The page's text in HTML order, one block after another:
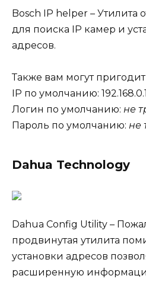
Bosch IP helper – Утилита
для поиска IP камер и
адресов.
Также вам могут
IP по умолчанию: 192.168.0.1
Логин по умолчанию: не
Пароль по умолчанию: не
Dahua Technology
Dahua Config Utility –
продвинутая утилита
установки адресов
расширенную